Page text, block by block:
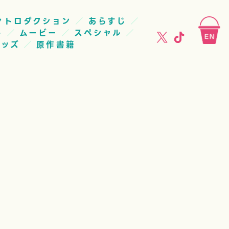
トロダクション
あらすじ
ムービー
スペシャル
ズ
原作書籍